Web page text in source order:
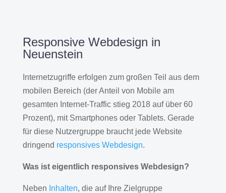
Responsive Webdesign in
Neuenstein
Internetzugriffe erfolgen zum großen Teil aus dem
mobilen Bereich (der Anteil von Mobile am
gesamten Internet-Traffic stieg 2018 auf über 60
Prozent), mit Smartphones oder Tablets. Gerade
für diese Nutzergruppe braucht jede Website
dringend responsives Webdesign.
Was ist eigentlich responsives Webdesign?
Neben Inhalten, die auf Ihre Zielgruppe